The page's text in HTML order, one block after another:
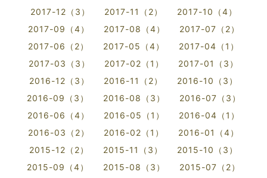
2017-12（3）
2017-11（2）
2017-10（4）
2017-09（4）
2017-08（4）
2017-07（2）
2017-06（2）
2017-05（4）
2017-04（1）
2017-03（3）
2017-02（1）
2017-01（3）
2016-12（3）
2016-11（2）
2016-10（3）
2016-09（3）
2016-08（3）
2016-07（3）
2016-06（4）
2016-05（1）
2016-04（1）
2016-03（2）
2016-02（1）
2016-01（4）
2015-12（2）
2015-11（3）
2015-10（3）
2015-09（4）
2015-08（3）
2015-07（2）